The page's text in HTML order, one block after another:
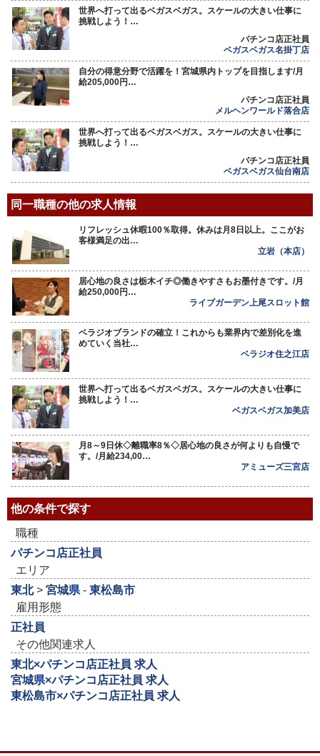
世界へ打って出るベガスベガス。スケールの大きい仕事に
挑戦しよう！…
パチンコ店正社員
ベガスベガス名掛丁店
自分の得意分野で活躍を！宮城県内トップを目指します/月
給205,000円…
パチンコ店正社員
メルヘンワールド落合店
世界へ打って出るベガスベガス。スケールの大きい仕事に
挑戦しよう！…
パチンコ店正社員
ベガスベガス仙台南店
同一職種の他の求人情報
リフレッシュ休暇100％取得。休みは月8日以上。ここがお
客様満足の出…
立岩（本店）
居心地の良さは栃木イチ◎働きやすさもお墨付きです。/月
給250,000円…
ライブガーデン上尾スロット館
ベラジオブランドの確立！これからも業界内で差別化を進
めていく当社…
ベラジオ住之江店
世界へ打って出るベガスベガス。スケールの大きい仕事に
挑戦しよう！…
ベガスベガス加美店
月8～9日休◇離職率8％◇居心地の良さが何よりも自慢で
す。/月給234,00…
アミューズ三宮店
他の条件で探す
職種
パチンコ店正社員
エリア
東北> 宮城県- 東松島市
雇用形態
正社員
その他関連求人
東北×パチンコ店正社員 求人
宮城県×パチンコ店正社員 求人
東松島市×パチンコ店正社員 求人